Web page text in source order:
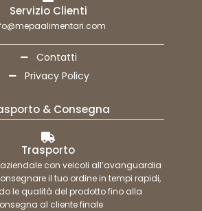
Servizio Clienti
Contatti
Privacy Policy
& Consegna
Trasporto
con veicoli all’avanguardia
il tuo ordine in tempi rapidi,
le qualità del prodotto fino alla
al cliente finale